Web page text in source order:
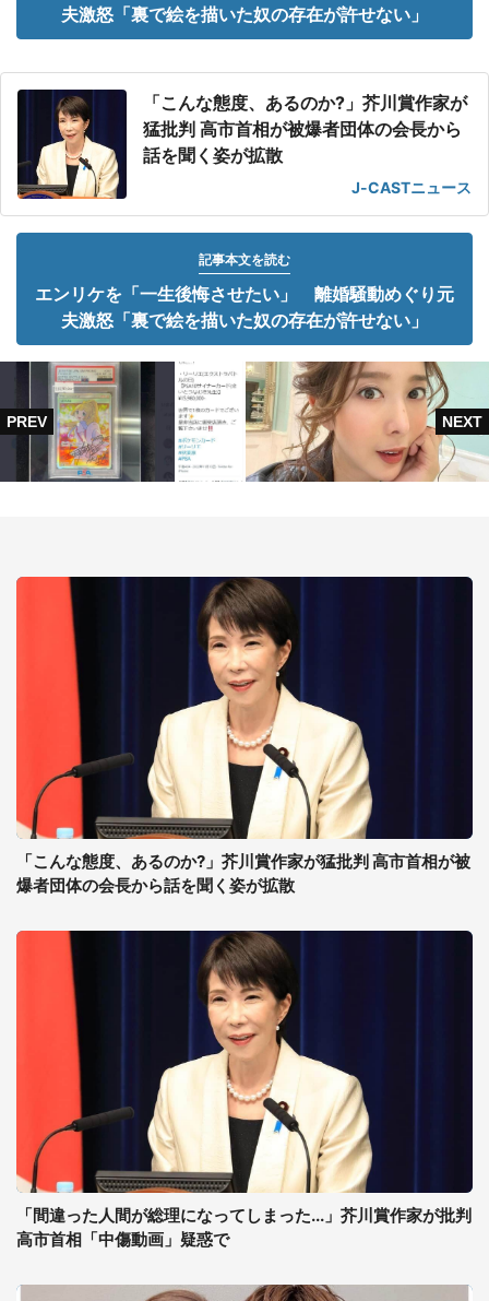
夫激怒「裏で絵を描いた奴の存在が許せない」
「こんな態度、あるのか?」芥川賞作家が
猛批判 高市首相が被爆者団体の会長から
話を聞く姿が拡散
J-CASTニュース
記事本文を読む
エンリケを「一生後悔させたい」 離婚騒動めぐり元
夫激怒「裏で絵を描いた奴の存在が許せない」
「こんな態度、あるのか?」芥川賞作家が猛批判 高市首相が被
爆者団体の会長から話を聞く姿が拡散
「間違った人間が総理になってしまった...」芥川賞作家が批判
高市首相「中傷動画」疑惑で